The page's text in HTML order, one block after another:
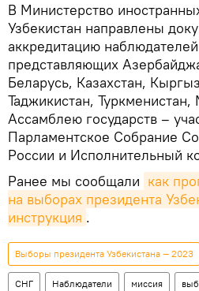
В Министерство
Узбекистан направлены
аккредитацию
представляющих
Беларусь, Казахстан,
Таджикистан,
Ассамблею государств –
Парламентское Собрание
России и Исполнительный
Ранее мы сообщали как
на выборах президента
инструкция .
Выборы президента Узбекистана — 2023
СНГ Наблюдатели миссия